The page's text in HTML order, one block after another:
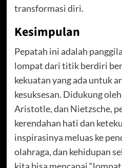
transformasi diri.
Kesimpulan
Pepatah ini adalah
lompat dari titik berdiri
kekuatan yang ada untuk
kesuksesan. Didukung
Aristotle, dan Nietzsche,
kerendahan hati dan
inspirasinya meluas ke
olahraga, dan kehidupan
kita bisa mencapai